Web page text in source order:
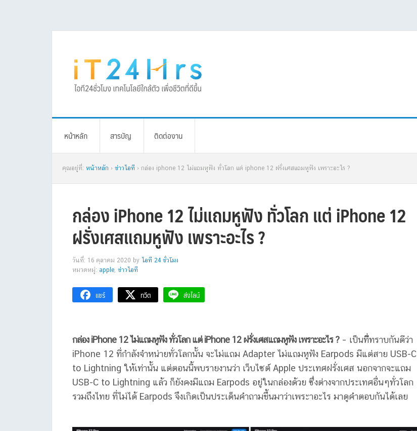
หน้าหลัก สารบัญ ติดต่องาน
คุณอยู่ที่: หน้าหลัก › ข่าวไอที › กล่อง iphone 12 ไม่แถมหูฟัง ทั่วโลก แต่ iphone 12 ฝรั่งเศสแถมหูฟัง เพราะอะไร ?
กล่อง iPhone 12 ไม่แถมหูฟัง ทั่วโลก แต่ iPhone 12
ฝรั่งเศสแถมหูฟัง เพราะอะไร ?
วันที่: 16 ตุลาคม 2020 by ไอที 24 ชั่วโมง
หมวดหมู่: apple, ข่าวไอที
แชร์ ทวีต ส่งไลน์
กล่อง iPhone 12 ไม่แถมหูฟัง ทั่วโลก แต่ iPhone 12 ฝรั่งเศสแถมหูฟัง เพราะอะไร ?– เป็นทีีื่ทราบกันดีว่า
iPhone 12 ที่กำลังจำหน่ายทั่วโลกนั้น จะไม่แถม Adapter ไม่แถมหูฟัง Earpods มีแต่สาย USB-C
to Lightning ให้เท่านั้น แต่ตอนนี้พบรายงานว่า เว็บไซต์ Apple ประเทศฝรั่งเศส นอกจากจะแถม
USB-C to Lightning แล้ว ก็ยังคงมีแถม Earpods อยู่ในกล่องด้วย ซึ่งต่างจากประเทศอื่นๆทั่วโลก
รวมถึงไทย ที่ไม่ได้ Earpods จึงเกิดเป็นประเด็นคำถามขึ้นมาว่าเพระาอะไร มาดูคำตอบกันได้เลย